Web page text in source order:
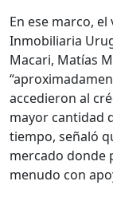
En ese marco,
Inmobiliaria
Macari, Matías
accedieron al
mayor cantidad
tiempo, señaló
mercado donde
menudo con